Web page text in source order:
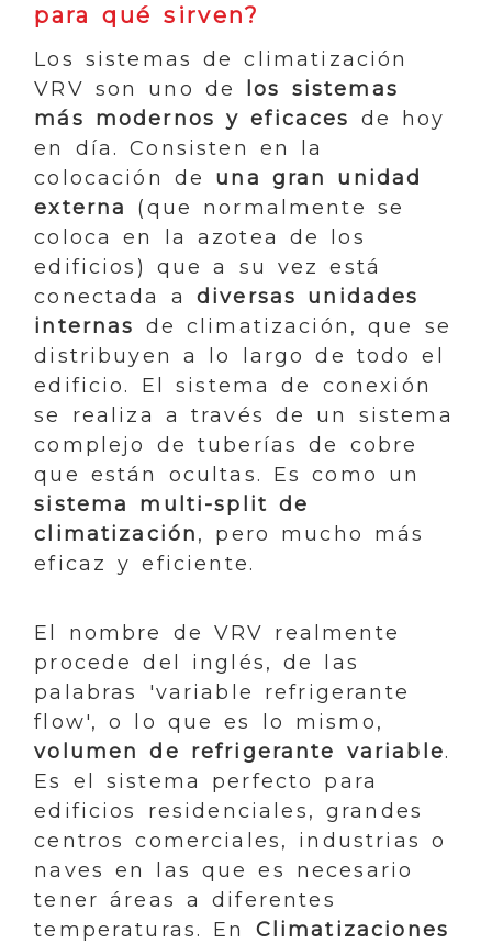
para qué sirven?
Los sistemas de climatización
VRV son uno de
los sistemas
más modernos y eficaces de hoy
en día. Consisten en la
colocación de una gran unidad
externa
(que normalmente se
coloca en la azotea de los
edificios) que a su vez está
conectada a
diversas unidades
internas de climatización, que se
distribuyen a lo largo de todo el
edificio. El sistema de conexión
se realiza a través de un sistema
complejo de tuberías de cobre
que están ocultas. Es como un
sistema multi-split de
climatización, pero mucho más
eficaz y eficiente.
El nombre de VRV realmente
procede del inglés, de las
palabras 'variable refrigerante
flow', o lo que es lo mismo,
volumen de refrigerante variable.
Es el sistema perfecto para
edificios residenciales, grandes
centros comerciales, industrias o
naves en las que es necesario
tener áreas a diferentes
temperaturas. En Climatizaciones